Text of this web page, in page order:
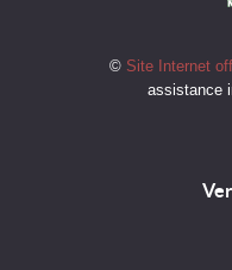
© Site Internet
assistance